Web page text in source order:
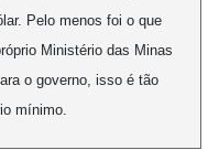
Pelo menos foi o que
Ministério das Minas
o governo, isso é tão
mínimo.